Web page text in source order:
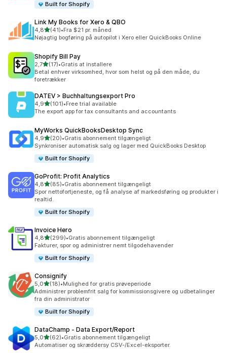
Built for Shopify
Link My Books for Xero & QBO
4,8ud af 5 stjerner
(41)
41 anmeldelser i alt
•Fra $21 pr. måned
Nøjagtig bogføring på autopilot i Xero eller QuickBooks Online
Shopify Bill Pay
2,7ud af 5 stjerner
(17)
17 anmeldelser i alt
•Gratis at installere
Betal enhver virksomhed, hvor som helst og på den måde, du
foretrækker
DATEV > Buchhaltungsexport Pro
4,9ud af 5 stjerner
(101)
101 anmeldelser i alt
•Free trial available
The export app for tax consultants and accountants
MyWorks QuickBooksDesktop Sync
4,9ud af 5 stjerner
(20)
20 anmeldelser i alt
•Gratis abonnement tilgængeligt
Synkroniser automatisk salg og lager med QuickBooks Desktop
Built for Shopify
GoProfit: Profit Analytics
4,8ud af 5 stjerner
(85)
85 anmeldelser i alt
•Gratis abonnement tilgængeligt
Spor nettofortjeneste, og få analyse af markedsføring og produkter i
realtid.
Built for Shopify
Invoice Hero
4,8ud af 5 stjerner
(299)
299 anmeldelser i alt
•Gratis abonnement tilgængeligt
Fakturer, spor og administrer nemt tilgodehavender
Built for Shopify
Consignify
5,0ud af 5 stjerner
(18)
18 anmeldelser i alt
•Mulighed for gratis prøveperiode
Administrer problemfrit salg for kommissionsgivere og udbetalinger
fra din administrator
Built for Shopify
DataChamp ‑ Data Export/Report
5,0ud af 5 stjerner
(62)
62 anmeldelser i alt
•Gratis abonnement tilgængeligt
Automatiser og skræddersy CSV-/Excel-eksporter.